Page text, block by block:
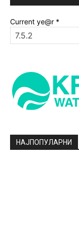
Current ye@r *
НАЈПОПУЛАРНИ